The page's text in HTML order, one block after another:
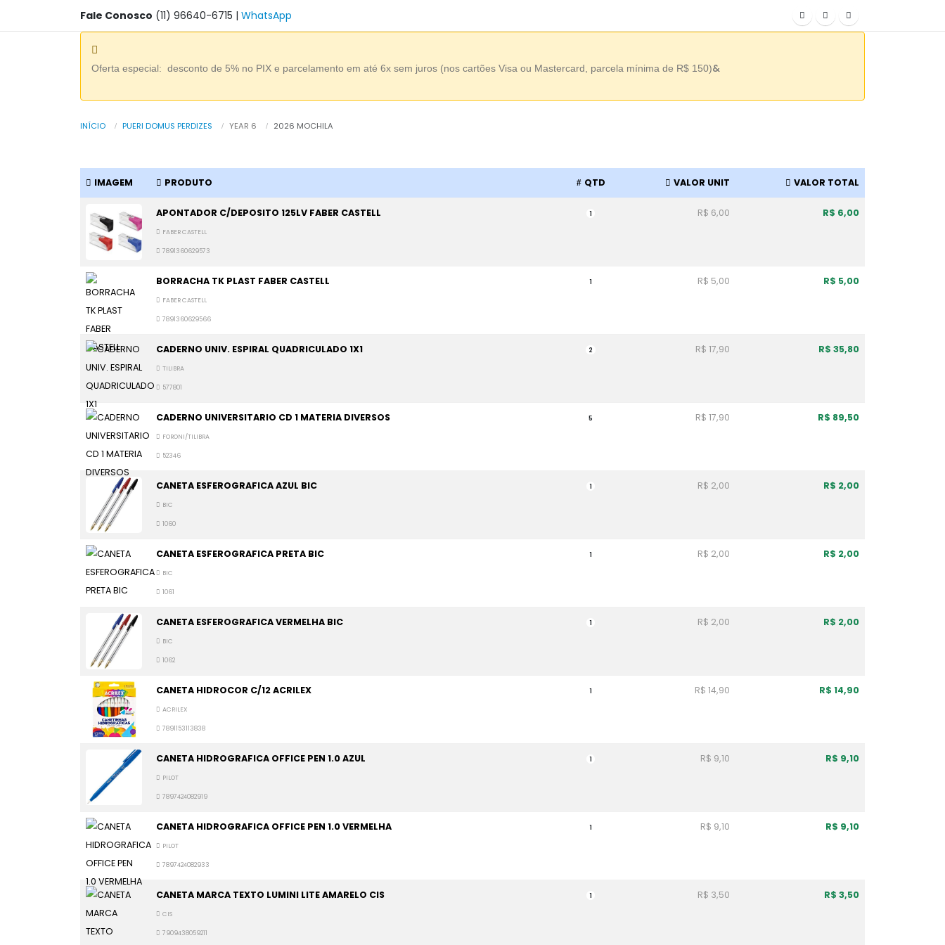
Fale Conosco (11) 96640-6715 | WhatsApp
Oferta especial: desconto de 5% no PIX e parcelamento em até 6x sem juros (nos cartões Visa ou Mastercard, parcela mínima de R$ 150)&
INÍCIO PUERI DOMUS PERDIZES YEAR 6 2026 MOCHILA
IMAGEM PRODUTO QTD VALOR UNIT VALOR TOTAL
APONTADOR C/DEPOSITO 125LV FABER CASTELL
FABER CASTELL
7891360629573
1 R$ 6,00 R$ 6,00
BORRACHA TK PLAST FABER CASTELL
FABER CASTELL
7891360629566
1 R$ 5,00 R$ 5,00
CADERNO UNIV. ESPIRAL QUADRICULADO 1X1
TILIBRA
577801
2 R$ 17,90 R$ 35,80
CADERNO UNIVERSITARIO CD 1 MATERIA DIVERSOS
FORONI/TILIBRA
52346
5 R$ 17,90 R$ 89,50
CANETA ESFEROGRAFICA AZUL BIC
BIC
1060
1 R$ 2,00 R$ 2,00
CANETA ESFEROGRAFICA PRETA BIC
BIC
1061
1 R$ 2,00 R$ 2,00
CANETA ESFEROGRAFICA VERMELHA BIC
BIC
1062
1 R$ 2,00 R$ 2,00
CANETA HIDROCOR C/12 ACRILEX
ACRILEX
7891153113838
1 R$ 14,90 R$ 14,90
CANETA HIDROGRAFICA OFFICE PEN 1.0 AZUL
PILOT
7897424082919
1 R$ 9,10 R$ 9,10
CANETA HIDROGRAFICA OFFICE PEN 1.0 VERMELHA
PILOT
7897424082933
1 R$ 9,10 R$ 9,10
CANETA MARCA TEXTO LUMINI LITE AMARELO CIS
CIS
7909438059211
1 R$ 3,50 R$ 3,50